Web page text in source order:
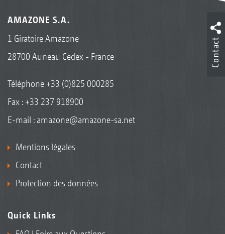
AMAZONE S.A.
1 Giratoire Amazone
28700 Auneau Cedex - France
Téléphone+33 (0)825 000285
Fax : +33 237 918900
E-mail : amazone@amazone-sa.net
Mentions légales
Contact
Protection des données
Quick Links
Contact